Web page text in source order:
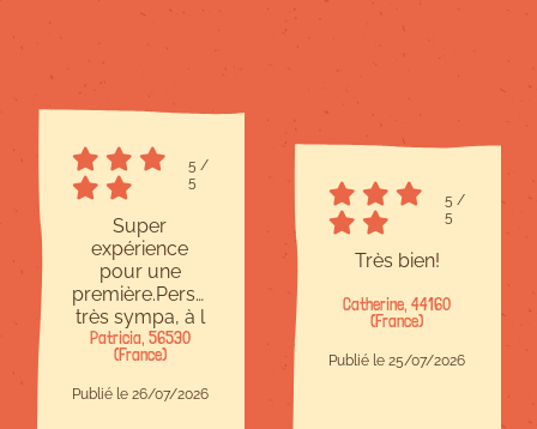
5 /
5
Super
expérience
pour une
première.Personnel
très sympa, à l
écoute et
bienveillant.Site
à taille
humaine,c est
Patricia, 56530
(France)
Publié le 26/07/2026
5 /
5
Très bien!
Catherine, 44160
(France)
Publié le 25/07/2026